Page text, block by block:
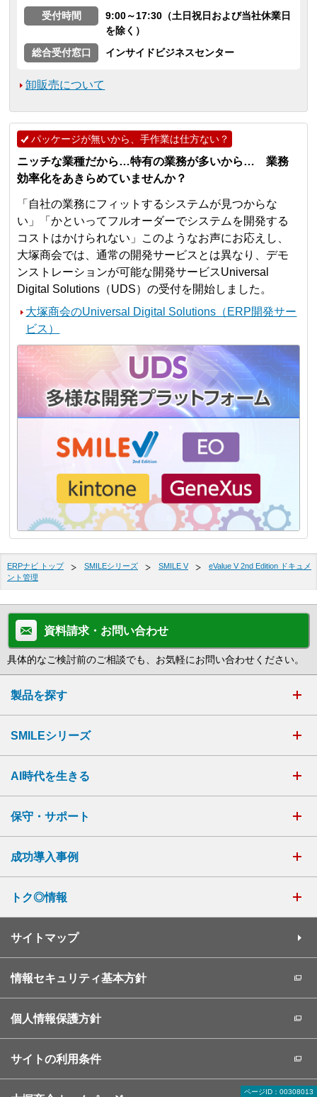
受付時間
9:00～17:30（土日祝日および当社休業日
を除く）
総合受付窓口
インサイドビジネスセンター
卸販売について
パッケージが無いから、手作業は仕方ない？
ニッチな業種だから…特有の業務が多いから… 業務
効率化をあきらめていませんか？
「自社の業務にフィットするシステムが見つからな
い」「かといってフルオーダーでシステムを開発する
コストはかけられない」このようなお声にお応えし、
大塚商会では、通常の開発サービスとは異なり、デモ
ンストレーションが可能な開発サービスUniversal
Digital Solutions（UDS）の受付を開始しました。
大塚商会のUniversal Digital Solutions（ERP開発サー
ビス）
ページID：00308013
ERPナビ トップ SMILEシリーズ SMILE V
eValue V 2nd Edition ドキュメ
ント管理
資料請求・お問い合わせ
具体的なご検討前のご相談でも、お気軽にお問い合わせください。
製品を探す
SMILEシリーズ
AI時代を生きる
保守・サポート
成功導入事例
トク◎情報
サイトマップ
情報セキュリティ基本方針
個人情報保護方針
サイトの利用条件